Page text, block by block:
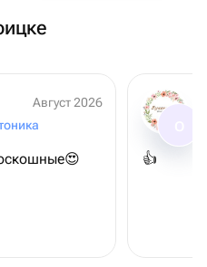
Август 2026
👍